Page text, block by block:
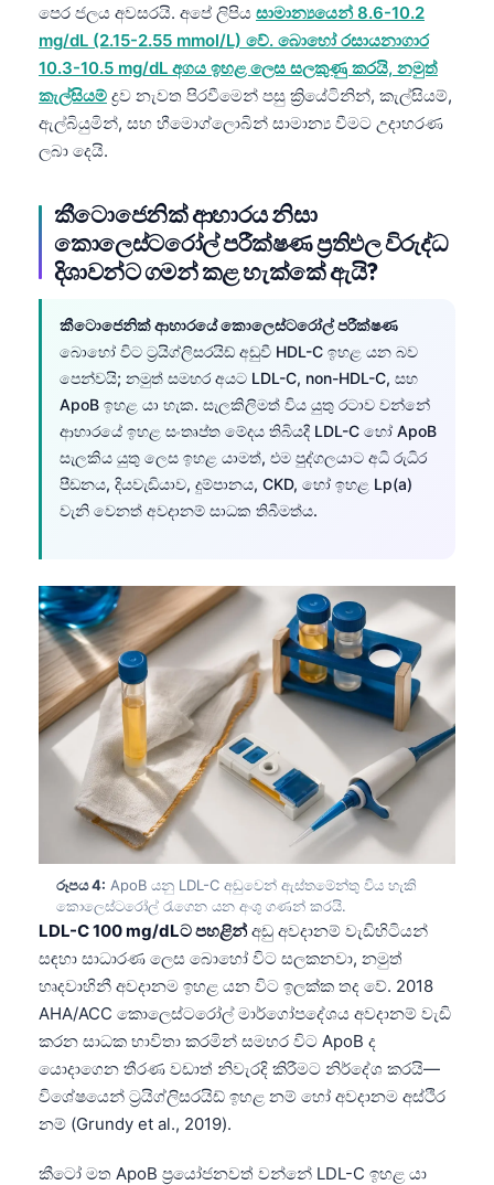
පෙර ජලය අවසරයි. අපේ ලිපිය සාමාන්‍යයෙන් 8.6-10.2
mg/dL (2.15-2.55 mmol/L) වේ. බොහෝ රසායනාගාර
10.3-10.5 mg/dL අගය ඉහළ ලෙස සලකුණු කරයි, නමුත්
කැල්සියම් ද්‍රව නැවත පිරවීමෙන් පසු ක්‍රියේටිනින්, කැල්සියම්,
ඇල්බියුමින්, සහ හීමොග්ලොබින් සාමාන්‍ය වීමට උදාහරණ
ලබා දෙයි.
කීටොජෙනික් ආහාරය නිසා
කොලෙස්ටරෝල් පරීක්ෂණ ප්‍රතිඵල විරුද්ධ
දිශාවන්ට ගමන් කළ හැක්කේ ඇයි?
කීටොජෙනික් ආහාරයේ කොලෙස්ටරෝල් පරීක්ෂණ
බොහෝ විට ට්‍රයිග්ලිසරයිඩ් අඩුවී HDL-C ඉහළ යන බව
පෙන්වයි; නමුත් සමහර අයට LDL-C, non-HDL-C, සහ
ApoB ඉහළ යා හැක. සැලකිලිමත් විය යුතු රටාව වන්නේ
ආහාරයේ ඉහළ සංතෘප්ත මේදය තිබියදී LDL-C හෝ ApoB
සැලකිය යුතු ලෙස ඉහළ යාමත්, එම පුද්ගලයාට අධි රුධිර
පීඩනය, දියවැඩියාව, දුම්පානය, CKD, හෝ ඉහළ Lp(a)
වැනි වෙනත් අවදානම් සාධක තිබීමත්ය.
රූපය 4: ApoB යනු LDL-C අඩුවෙන් ඇස්තමේන්තු විය හැකි
කොලෙස්ටරෝල් රැගෙන යන අංශු ගණන් කරයි.
LDL-C 100 mg/dLට පහළින් අඩු අවදානම් වැඩිහිටියන්
සඳහා සාධාරණ ලෙස බොහෝ විට සලකනවා, නමුත්
හෘදවාහිනී අවදානම ඉහළ යන විට ඉලක්ක තද වේ. 2018
AHA/ACC කොලෙස්ටරෝල් මාර්ගෝපදේශය අවදානම් වැඩි
කරන සාධක භාවිතා කරමින් සමහර විට ApoB ද
යොදාගෙන තීරණ වඩාත් නිවැරදි කිරීමට නිර්දේශ කරයි—
විශේෂයෙන් ට්‍රයිග්ලිසරයිඩ් ඉහළ නම් හෝ අවදානම අස්ථිර
නම් (Grundy et al., 2019).
කීටෝ මත ApoB ප්‍රයෝජනවත් වන්නේ LDL-C ඉහළ යා